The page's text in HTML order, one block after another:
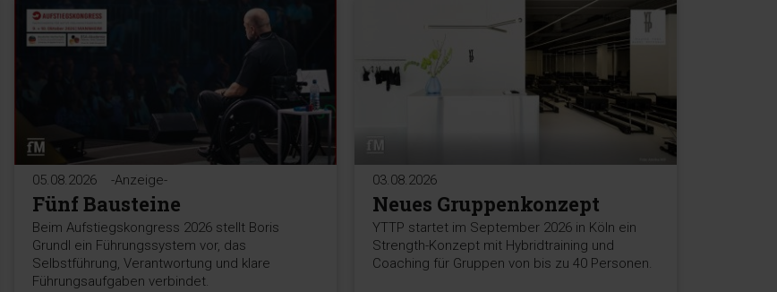
05.08.2026 -Anzeige-
Fünf Bausteine
Beim Aufstiegskongress 2026 stellt Boris
Grundl ein Führungssystem vor, das
Selbstführung, Verantwortung und klare
Führungsaufgaben verbindet.
03.08.2026
Neues Gruppenkonzept
YTTP startet im September 2026 in Köln ein
Strength-Konzept mit Hybridtraining und
Coaching für Gruppen von bis zu 40 Personen.